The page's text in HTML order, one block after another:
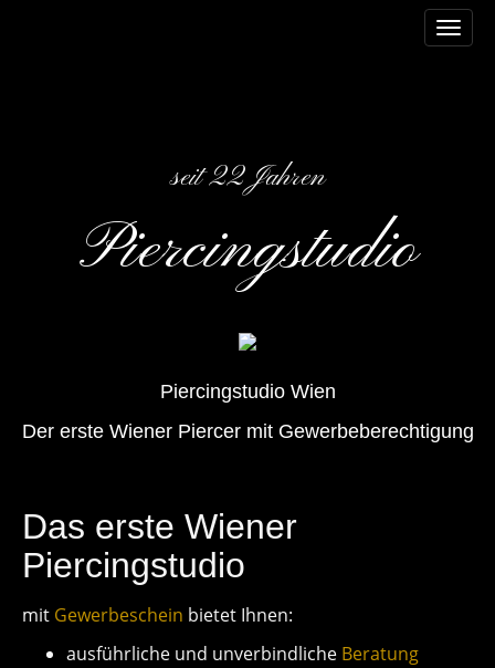
seit 22 Jahren
Piercingstudio
Piercingstudio Wien
Der erste Wiener Piercer mit Gewerbeberechtigung
Das erste Wiener
Piercingstudio
mit Gewerbeschein bietet Ihnen:
ausführ­liche und unver­bind­liche Beratung